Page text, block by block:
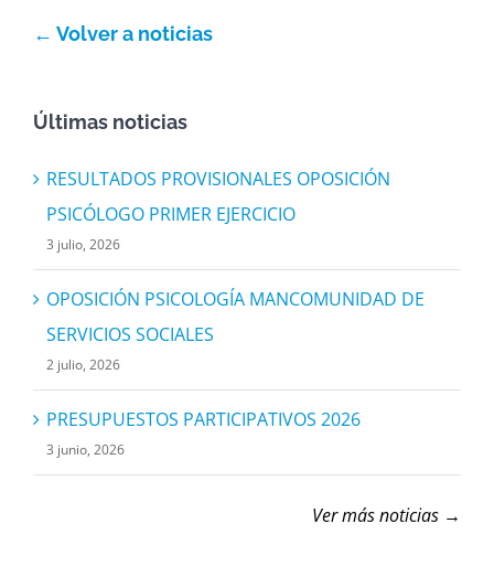
← Volver a noticias
Últimas noticias
RESULTADOS PROVISIONALES OPOSICIÓN
PSICÓLOGO PRIMER EJERCICIO
3 julio, 2026
OPOSICIÓN PSICOLOGÍA MANCOMUNIDAD DE
SERVICIOS SOCIALES
2 julio, 2026
PRESUPUESTOS PARTICIPATIVOS 2026
3 junio, 2026
Ver más noticias →